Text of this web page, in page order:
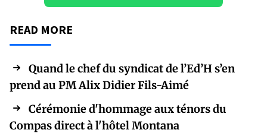
READ MORE
Quand le chef du syndicat de l’Ed’H s’en
prend au PM Alix Didier Fils-Aimé
Cérémonie d'hommage aux ténors du
Compas direct à l'hôtel Montana